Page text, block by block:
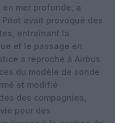
mer profonde, a
avait provoqué des
entraînant la
et le passage en
a reproché à Airbus
du modèle de sonde
et modifié
des compagnies,
pour des